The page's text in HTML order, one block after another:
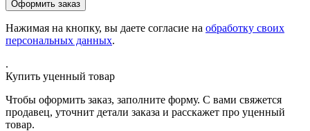
Нажимая на кнопку, вы даете согласие на обработку своих
персональных данных.
.
Купить уценный товар
Чтобы оформить заказ, заполните форму. С вами свяжется
продавец, уточнит детали заказа и расскажет про уценный
товар.